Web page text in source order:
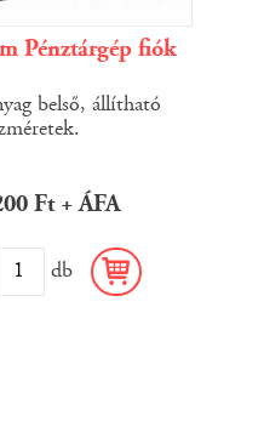
Pénztárgép fiók
belső, állítható
Ft + ÁFA
db